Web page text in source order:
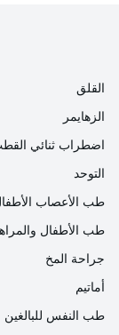
القلق
الزهايمر
اضطراب ثنائي
التوحد
طب الأعصاب
طب الأطفال
جراحة المخ
أماتيم
طب النفس للبالغين